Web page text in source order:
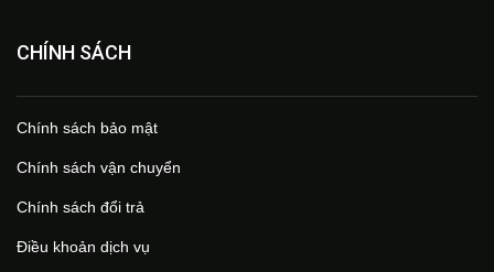
CHÍNH SÁCH
Chính sách bảo mật
Chính sách vận chuyển
Chính sách đổi trả
Điều khoản dịch vụ